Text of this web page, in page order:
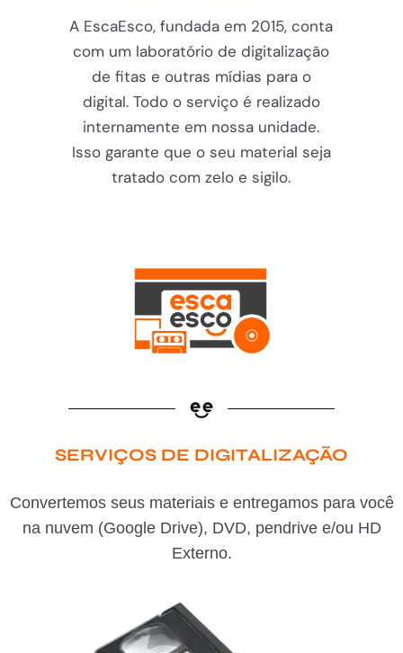
A EscaEsco, fundada em 2015, conta
com um laboratório de digitalização
de fitas e outras mídias para o
digital. Todo o serviço é realizado
internamente em nossa unidade.
Isso garante que o seu material seja
tratado com zelo e sigilo.
SERVIÇOS DE DIGITALIZAÇÃO
Convertemos seus materiais e entregamos para você
na nuvem (Google Drive), DVD, pendrive e/ou HD
Externo.